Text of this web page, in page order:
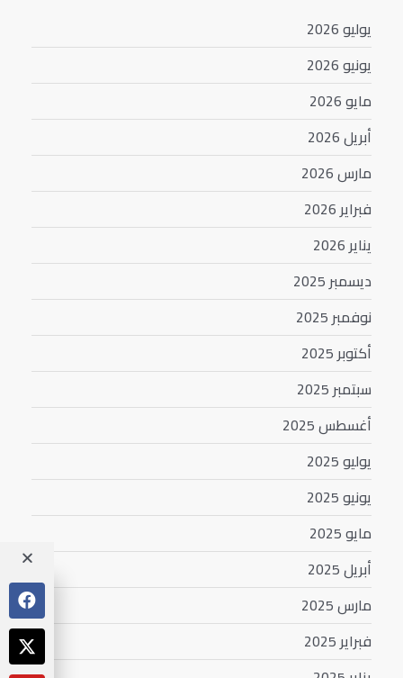
يوليو 2026
يونيو 2026
مايو 2026
أبريل 2026
مارس 2026
فبراير 2026
يناير 2026
ديسمبر 2025
نوفمبر 2025
أكتوبر 2025
سبتمبر 2025
أغسطس 2025
يوليو 2025
يونيو 2025
مايو 2025
أبريل 2025
مارس 2025
فبراير 2025